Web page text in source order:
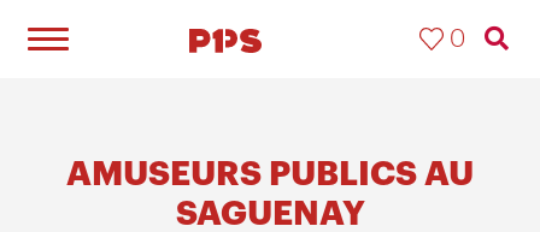
0
AMUSEURS PUBLICS AU
SAGUENAY